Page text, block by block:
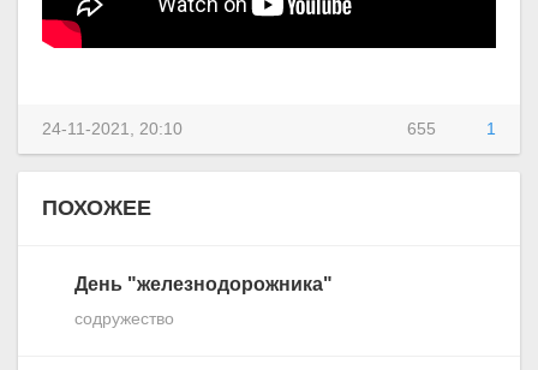
655 1
24-11-2021, 20:10
ПОХОЖЕЕ
День "железнодорожника"
содружество